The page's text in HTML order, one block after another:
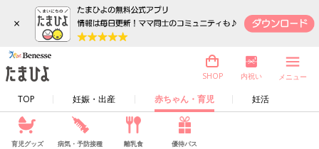
×
TOP 妊娠・出産 赤ちゃん・育児 妊活
SHOP 内祝い メニュー
育児グッズ 病気・予防接種 離乳食 優待パス